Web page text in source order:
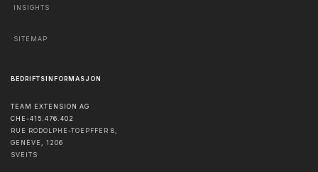
INSIGHTS
SITEMAP
BEDRIFTSINFORMASJON
TEAM EXTENSION AG
CHE-415.476.402
RUE RODOLPHE-TOEPFFER 8,
GENÈVE , 1206
SVEITS